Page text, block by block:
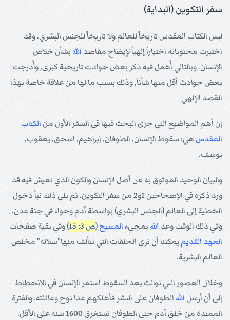
سفر التكوين (البداية)
ليس الكتاب المقدس تاريخاً للعالم ولا تاريخاً للجنس البشري. وقد
اختيرت محتوياته اختياراً إلهياً لإيضاح مقاصد الله بشأن خلاص
الإنسان. وبالتالي أُهمل فيه ذكر بعض حوادث تاريخية كبرى, وأُدرجت
بعض حوادث أقل منها شأناً, وذلك بسبب ما لها من علاقة خاصة بهذا
القصد الإلهي
إن أهم المواضيع التي جرى البحث فيها في السفر الأول من الكتاب
المقدس هي: سقوط الإنسان, الطوفان, إبراهيم, اسحق, يعقوب,
يوسف.
والبيان الوحيد الموثوق به عن أصل الإنسان والكون الذي نعيش فيه قد
ورد ذكره في الإصحاحين 1و2 من سفر التكوين. ثم يلي ذلك نبأ دخول
الخطية إلى العالم (الجنس البشري) بواسطة آدم وحواء في جنة عدن.
وفي ذلك الوقت وعد الله بمجيء المسيح(ص 3: 15
) وفي بقية صفحات
العهد القديميمكننا أن نرى الحلقات التي تتألف منها"سلالة" مخلص
العالم البشرية.
وخلال العصور التي توالت بعد السقوط استمر الإنسان في الانحطاط
إلى أن أرسل الله الطوفان على البشر فأهلكهم عدا نوح وعائلته. والفترة
الممتدة من خلق آدم حتى الطوفان تستغرق 1600 سنة على الأقل.